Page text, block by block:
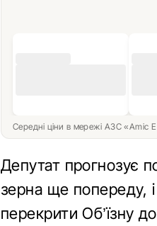
Середні ціни в мережі АЗС «Amic
Депутат прогнозує
зерна ще попереду,
перекрити Об’їзну